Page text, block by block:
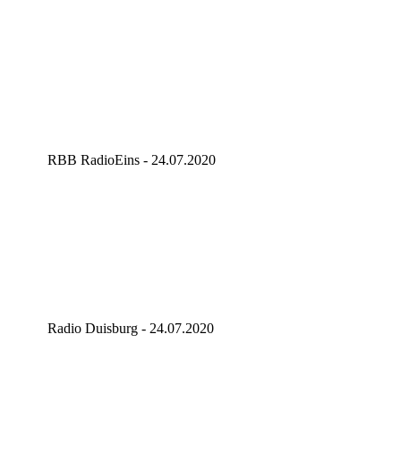
RBB RadioEins - 24.07.2020
Radio Duisburg - 24.07.2020